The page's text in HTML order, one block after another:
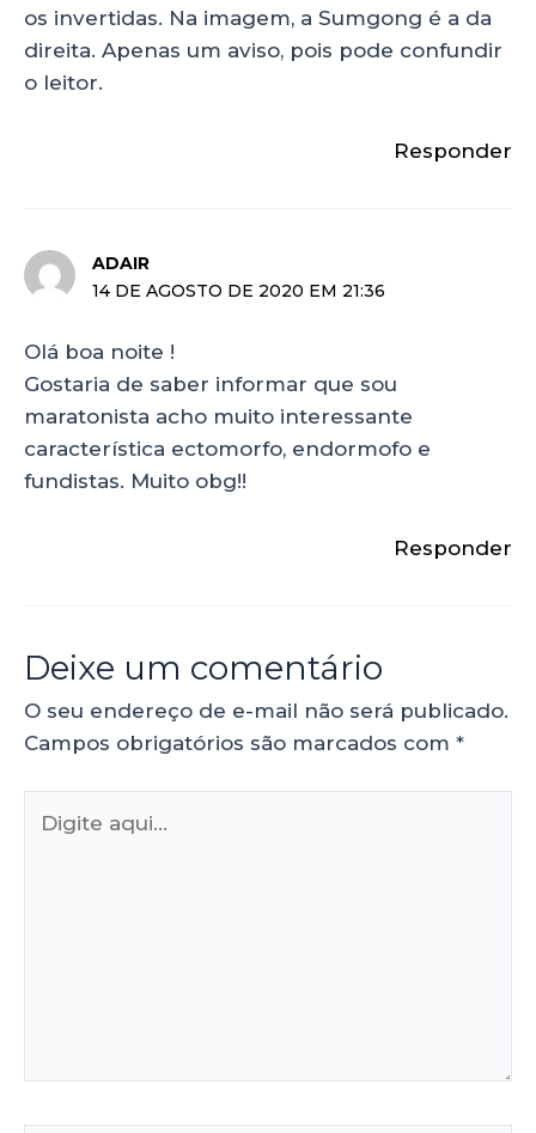
os invertidas. Na imagem, a Sumgong é a da
direita. Apenas um aviso, pois pode confundir
o leitor.
Responder
ADAIR
14 DE AGOSTO DE 2020 EM 21:36
Olá boa noite !
Gostaria de saber informar que sou
maratonista acho muito interessante
característica ectomorfo, endormofo e
fundistas. Muito obg!!
Responder
Deixe um comentário
O seu endereço de e-mail não será publicado.
Campos obrigatórios são marcados com *